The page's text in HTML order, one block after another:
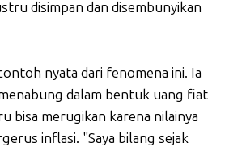
disimpan dan disembunyikan
nyata dari fenomena ini. Ia
dalam bentuk uang fiat
bisa merugikan karena nilainya
inflasi. "Saya bilang sejak